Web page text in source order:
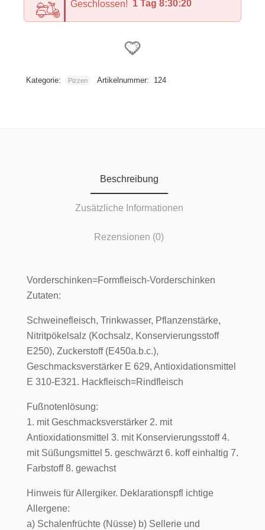
Geschlossen! 1 Tag 8:30:19
Kategorie: Pizzen Artikelnummer: 124
Beschreibung
Zusätzliche Informationen
Rezensionen (0)
Vorderschinken=Formfleisch-Vorderschinken
Zutaten:
Schweinefleisch, Trinkwasser, Pflanzenstärke,
Nitritpökelsalz (Kochsalz, Konservierungsstoff
E250), Zuckerstoff (E450a.b.c.),
Geschmacksverstärker E 629, Antioxidationsmittel
E 310-E321. Hackfleisch=Rindfleisch
Fußnotenlösung:
1. mit Geschmacksverstärker 2. mit
Antioxidationsmittel 3. mit Konservierungsstoff 4.
mit Süßungsmittel 5. geschwärzt 6. koff einhaltig 7.
Farbstoff 8. gewachst
Hinweis für Allergiker. Deklarationspfl ichtige
Allergene:
a) Schalenfrüchte (Nüsse) b) Sellerie und